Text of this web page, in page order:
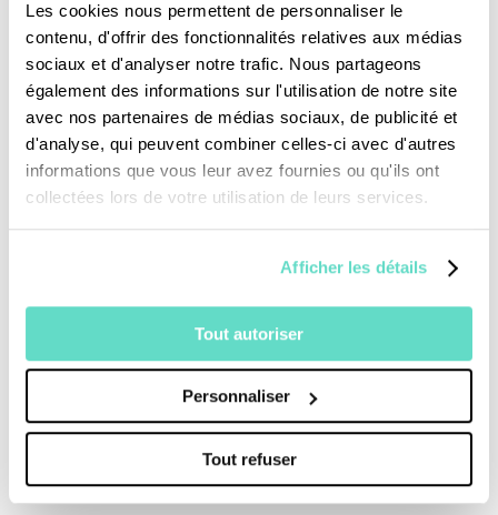
Les cookies nous permettent de personnaliser le
contenu, d'offrir des fonctionnalités relatives aux médias
sociaux et d'analyser notre trafic. Nous partageons
également des informations sur l'utilisation de notre site
avec nos partenaires de médias sociaux, de publicité et
d'analyse, qui peuvent combiner celles-ci avec d'autres
informations que vous leur avez fournies ou qu'ils ont
collectées lors de votre utilisation de leurs services.
Afficher les détails
Tout autoriser
Personnaliser
Tout refuser
que notre amitié se continue auprès de Lui".
L'évêque Cyprien de Carthage, véritable chef
de l'Église d'Afrique du Nord, fut arrêté et exilé
le 30 août 257 puis exécuté le 16 septembre
258.
Je fais un don
Revoir la messe du 02 août 2026